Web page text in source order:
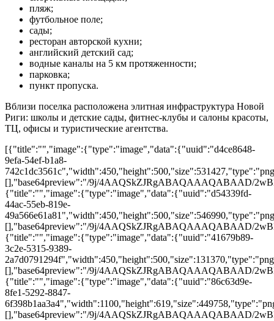
пляж;
футбольное поле;
сады;
ресторан авторской кухни;
английский детский сад;
водные каналы на 5 км протяженности;
парковка;
пункт пропуска.
Вблизи поселка расположена элитная инфраструктура Новой
Риги: школы и детские сады, фитнес-клубы и салоны красоты,
ТЦ, офисы и туристические агентства.
[{"title":"","image":{"type":"image","data":{"uuid":"d4ce8648-
9efa-54ef-b1a8-
[],"base64preview":"/9j/4AAQSkZJRgABAQAAAQABAAD/
{"title":"","image":{"type":"image","data":{"uuid":"d54339fd-
44ac-55eb-819e-
[],"base64preview":"/9j/4AAQSkZJRgABAQAAAQABAAD/
{"title":"","image":{"type":"image","data":{"uuid":"41679b89-
3c2e-5315-9389-
[],"base64preview":"/9j/4AAQSkZJRgABAQAAAQABAAD/
{"title":"","image":{"type":"image","data":{"uuid":"86c63d9e-
8fe1-5292-8847-
[],"base64preview":"/9j/4AAQSkZJRgABAQAAAQABAAD/